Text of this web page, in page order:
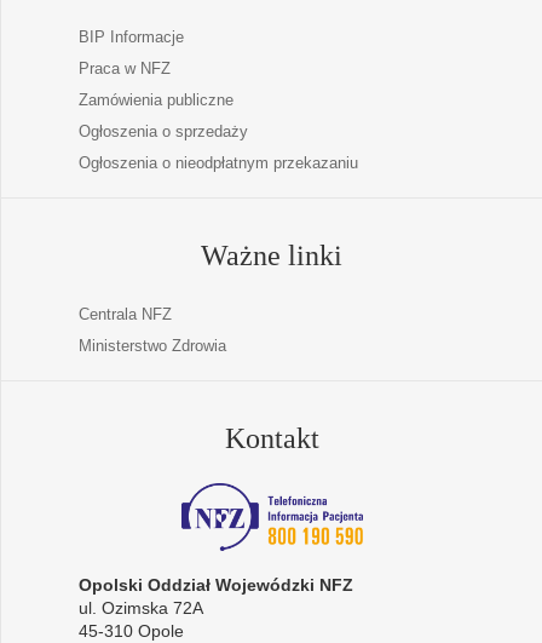
BIP Informacje
Praca w NFZ
Zamówienia publiczne
Ogłoszenia o sprzedaży
Ogłoszenia o nieodpłatnym przekazaniu
Ważne linki
Centrala NFZ
Ministerstwo Zdrowia
Kontakt
Opolski Oddział Wojewódzki NFZ
ul. Ozimska 72A
45-310 Opole